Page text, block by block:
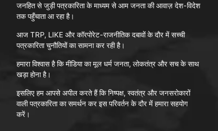
जनहित से जुड़ी पत्रकारिता के माध्यम से आम जनता की आवाज़ देश-विदेश
तक पहुँचाता आ रहा है।
आज TRP, LIKE और कॉरपोरेट-राजनीतिक दबावों के दौर में सच्ची
पत्रकारिता चुनौतियों का सामना कर रही है।
हमारा विश्वास है कि मीडिया का मूल धर्म जनता, लोकतंत्र और सच के साथ
खड़ा होना है।
इसलिए हम आपसे अपील करते हैं कि निष्पक्ष, स्वतंत्र और जनसरोकारों
वाली पत्रकारिता का समर्थन कर इस परिवर्तन के दौर में हमारा सहयोग
करें।